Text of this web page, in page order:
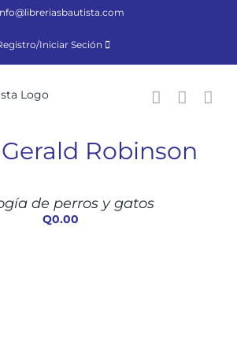
Iniciar Seción
Robinson
de perros y gatos
Q0.00